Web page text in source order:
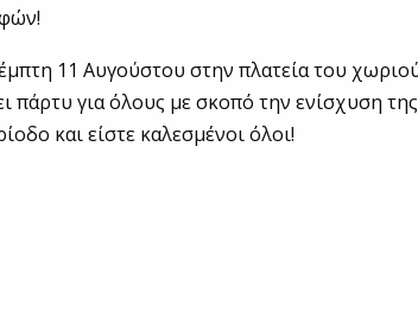
11 Αυγούστου στην πλατεία του
πάρτυ για όλους με σκοπό την ενίσχυση
και είστε καλεσμένοι όλοι!